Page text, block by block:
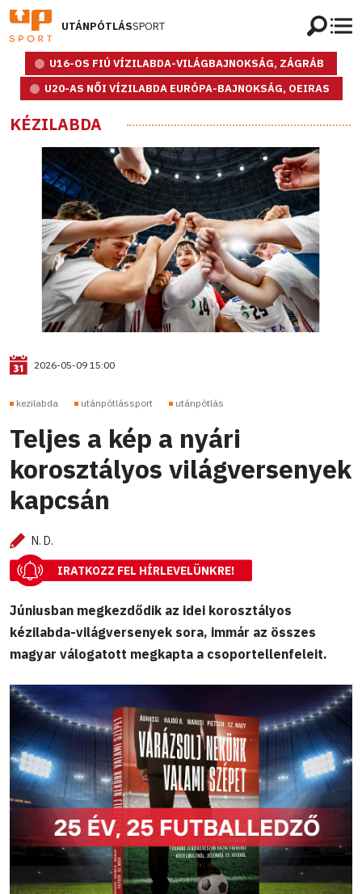
UTÁNPÓTLÁSSPORT
U16-OS FIÚ VÍZILABDA-VILÁGBAJNOKSÁG, ZÁGRÁB
U20-AS NŐI VÍZILABDA EURÓPA-BAJNOKSÁG, OEIRAS
KÉZILABDA
2026-05-09 15:00
kezilabda utánpótlássport utánpótlás
Teljes a kép a nyári
korosztályos világversenyek
kapcsán
N. D.
IRATKOZZ FEL HÍRLEVELÜNKRE!
Júniusban megkezdődik az idei korosztályos
kézilabda-világversenyek sora, immár az összes
magyar válogatott megkapta a csoportellenfeleit.